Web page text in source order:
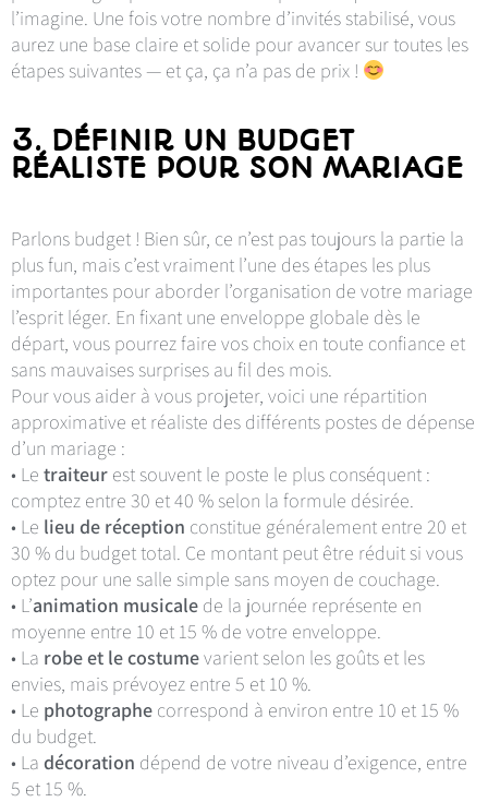
l’imagine. Une fois votre nombre d’invités stabilisé, vous
aurez une base claire et solide pour avancer sur toutes les
étapes suivantes — et ça, ça n’a pas de prix !
3. DÉFINIR UN BUDGET
RÉALISTE POUR SON MARIAGE
Parlons budget ! Bien sûr, ce n’est pas toujours la partie la
plus fun, mais c’est vraiment l’une des étapes les plus
importantes pour aborder l’organisation de votre mariage
l’esprit léger. En fixant une enveloppe globale dès le
départ, vous pourrez faire vos choix en toute confiance et
sans mauvaises surprises au fil des mois.
Pour vous aider à vous projeter, voici une répartition
approximative et réaliste des différents postes de dépense
d’un mariage :
• Le traiteur est souvent le poste le plus conséquent :
comptez entre 30 et 40 % selon la formule désirée.
• Le lieu de réception constitue généralement entre 20 et
30 % du budget total. Ce montant peut être réduit si vous
optez pour une salle simple sans moyen de couchage.
• L’animation musicale de la journée représente en
moyenne entre 10 et 15 % de votre enveloppe.
• La robe et le costumevarient selon les goûts et les
envies, mais prévoyez entre 5 et 10 %.
• Le photographe correspond à environ entre 10 et 15 %
du budget.
• La décoration dépend de votre niveau d’exigence, entre
5 et 15 %.